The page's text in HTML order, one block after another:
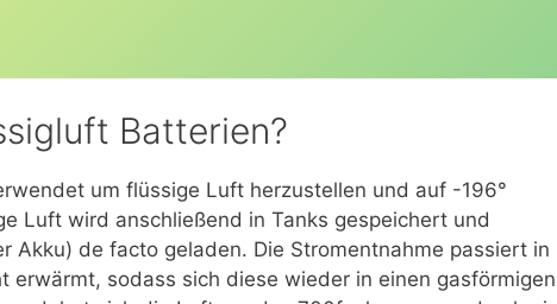
Batterien?
um flüssige Luft herzustellen und auf -196°
Luft wird anschließend in Tanks gespeichert und
Akku) de facto geladen. Die Stromentnahme passiert in
erwärmt, sodass sich diese wieder in einen gasförmigen